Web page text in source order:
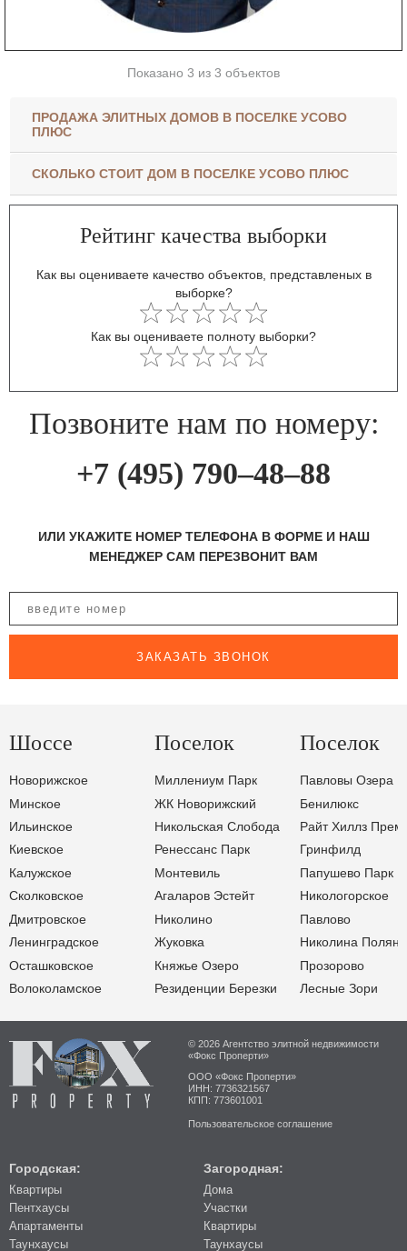
Показано 3 из 3 объектов
ПРОДАЖА ЭЛИТНЫХ ДОМОВ В ПОСЕЛКЕ УСОВО
ПЛЮС
СКОЛЬКО СТОИТ ДОМ В ПОСЕЛКЕ УСОВО ПЛЮС
Рейтинг качества выборки
Как вы оцениваете качество объектов, представленых в
выборке?
Как вы оцениваете полноту выборки?
Позвоните нам по номеру:
+7 (495) 790–48–88
ИЛИ УКАЖИТЕ НОМЕР ТЕЛЕФОНА В ФОРМЕ И НАШ
МЕНЕДЖЕР САМ ПЕРЕЗВОНИТ ВАМ
ЗАКАЗАТЬ ЗВОНОК
Шоссе
Новорижское
Минское
Ильинское
Киевское
Калужское
Сколковское
Дмитровское
Ленинградское
Осташковское
Волоколамское
Поселок
Миллениум Парк
ЖК Новорижский
Никольская Слобода
Ренессанс Парк
Монтевиль
Агаларов Эстейт
Николино
Жуковка
Княжье Озеро
Резиденции Березки
Поселок
Павловы Озера
Бенилюкс
Райт Хиллз
Гринфилд
Папушево Парк
Никологорское
Павлово
Николина Поляна
Прозорово
Лесные Зори
© 2026 Агентство элитной недвижимости
«Фокс Проперти»
ООО «Фокс Проперти»
ИНН: 7736321567
КПП: 773601001
Пользовательское соглашение
Городская:
Квартиры
Пентхаусы
Апартаменты
Таунхаусы
Загородная:
Дома
Участки
Квартиры
Таунхаусы